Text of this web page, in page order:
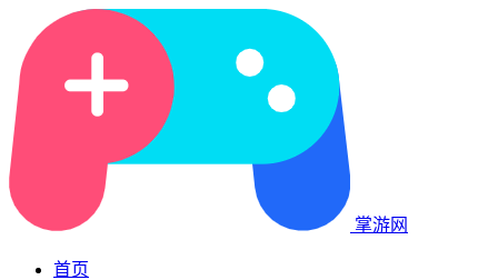
掌游网
首页